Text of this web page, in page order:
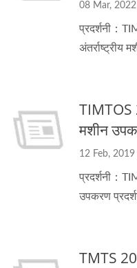
08 Mar, 2022
प्रदर्शनी：
अंतर्राष्ट्रीय
TIMTOS
मशीन
12 Feb, 2019
प्रदर्शनी：
उपकरण
TMTS